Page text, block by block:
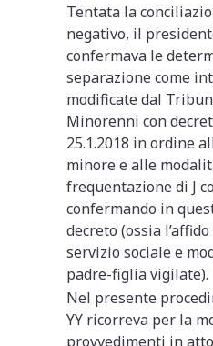
Tentata la
negativo, il
confermava le
separazione come
modificate dal
Minorenni con
25.1.2018 in ordine
minore e alle
frequentazione di J
confermando in
decreto (ossia
servizio sociale e
padre-figlia vigilate).
Nel presente
YY ricorreva per la
provvedimenti in